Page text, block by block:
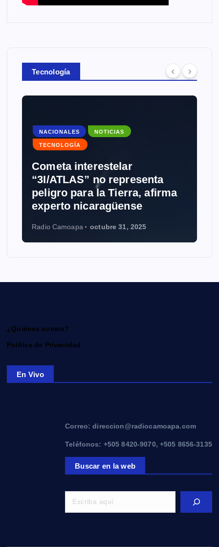
Tecnología
NACIONALES NOTICIAS
TECNOLOGÍA
Cometa interestelar
“3I/ATLAS” no representa
peligro para la Tierra, afirma
experto nicaragüense
Radio Camoapa octubre 31, 2025
¿Quiénes somos?
Política de Privacidad
En Vivo
Correo: direccion@radiocamoapa.com
Teléfonos: +505 8420-9070, +505 8656-3135
Buscar en la web